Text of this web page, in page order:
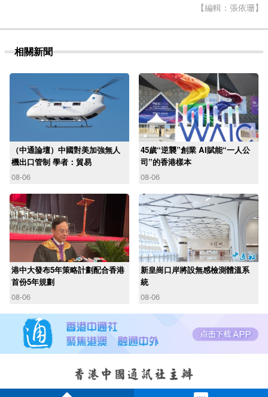
【編輯：張依珊】
相關新聞
（中通論壇）中國對美加強無人
機出口管制 學者：貿易
08-06
45歲“逆襲”創業 AI賦能“一人公
司”的香港樣本
08-06
港中大發布5年策略計劃配合香港
首份5年規劃
08-06
新皇崗口岸將設無感檢測體溫系
統
08-06